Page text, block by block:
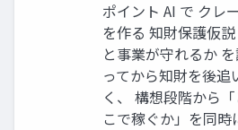
ポイント AI で クレ
を作る 知財保護仮
と事業が守れるか
ってから知財を後追
く、 構想段階から
こで稼ぐか」を同